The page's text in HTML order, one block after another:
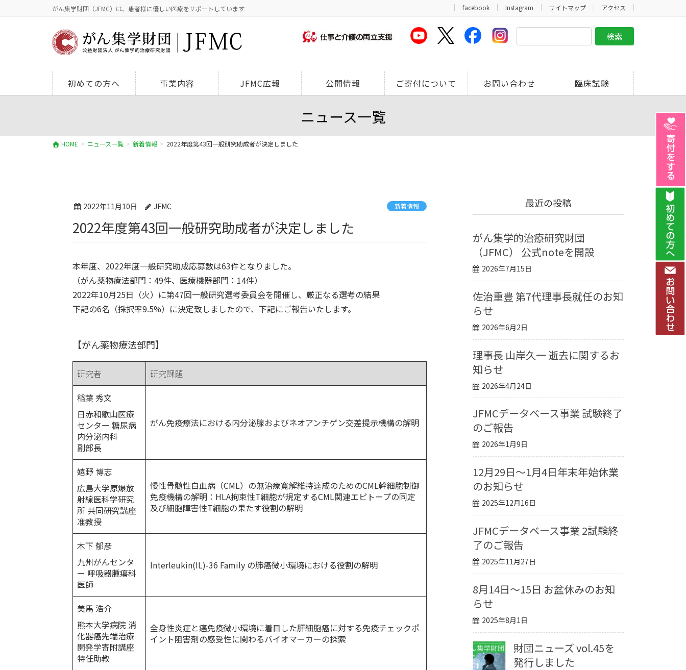
がん集学財団（JFMC）は、患者様に優しい医療をサポートしています facebook Instagram サイトマップ アクセス
初めての方へ 事業内容 JFMC広報 公開情報 ご寄付について お問い合わせ 臨床試験
ニュース一覧
HOME ニュース一覧 新着情報 2022年度第43回一般研究助成者が決定しました
2022年11月10日 JFMC 新着情報
2022年度第43回一般研究助成者が決定しました
本年度、2022年度一般研究助成応募数は63件となりました。
（がん薬物療法部門：49件、医療機器部門：14件）
2022年10月25日（火）に第47回一般研究選考委員会を開催し、厳正なる選考の結果
下記の6名（採択率9.5%）に決定致しましたので、下記にご報告いたします。
【がん薬物療法部門】
研究者
研究課題
稲葉 秀文
日赤和歌山医療
センター 糖尿病
内分泌内科
副部長
がん免疫療法における内分泌腺およびネオアンチゲン交差提示機構の解明
嬉野 博志
広島大学原爆放
射線医科学研究
所 共同研究講座
准教授
慢性骨髄性白血病（CML）の無治療寛解維持達成のためのCML幹細胞制御
免疫機構の解明：HLA拘束性T細胞が規定するCML関連エピトープの同定
及び細胞障害性T細胞の果たす役割の解明
木下 郁彦
九州がんセンタ
ー 呼吸器腫瘍科
医師
Interleukin(IL)-36 Family の肺癌微小環境における役割の解明
美馬 浩介
熊本大学病院 消
化器癌先端治療
開発学寄附講座
特任助教
全身性炎症と癌免疫微小環境に着目した肝細胞癌に対する免疫チェックポ
イント阻害剤の感受性に関わるバイオマーカーの探索
最近の投稿
がん集学的治療研究財団
（JFMC） 公式noteを開設
2026年7月15日
佐治重豊 第7代理事長就任のお知
らせ
2026年6月2日
理事長 山岸久一 逝去に関するお
知らせ
2026年4月24日
JFMCデータベース事業 試験終了
のご報告
2026年1月9日
12月29日〜1月4日年末年始休業
のお知らせ
2025年12月16日
JFMCデータベース事業 2試験終
了のご報告
2025年11月27日
8月14日～15日 お盆休みのお知
らせ
2025年8月1日
財団ニューズ vol.45を
発行しました